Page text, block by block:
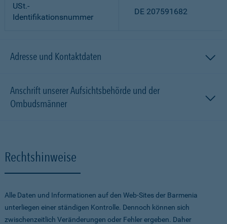
USt.-
Identifikationsnummer
DE 207591682
Adresse und Kontaktdaten
Anschrift unserer Aufsichtsbehörde und der
Ombudsmänner
Rechtshinweise
Alle Daten und Informationen auf den Web-Sites der Barmenia
unterliegen einer ständigen Kontrolle. Dennoch können sich
zwischenzeitlich Veränderungen oder Fehler ergeben. Daher